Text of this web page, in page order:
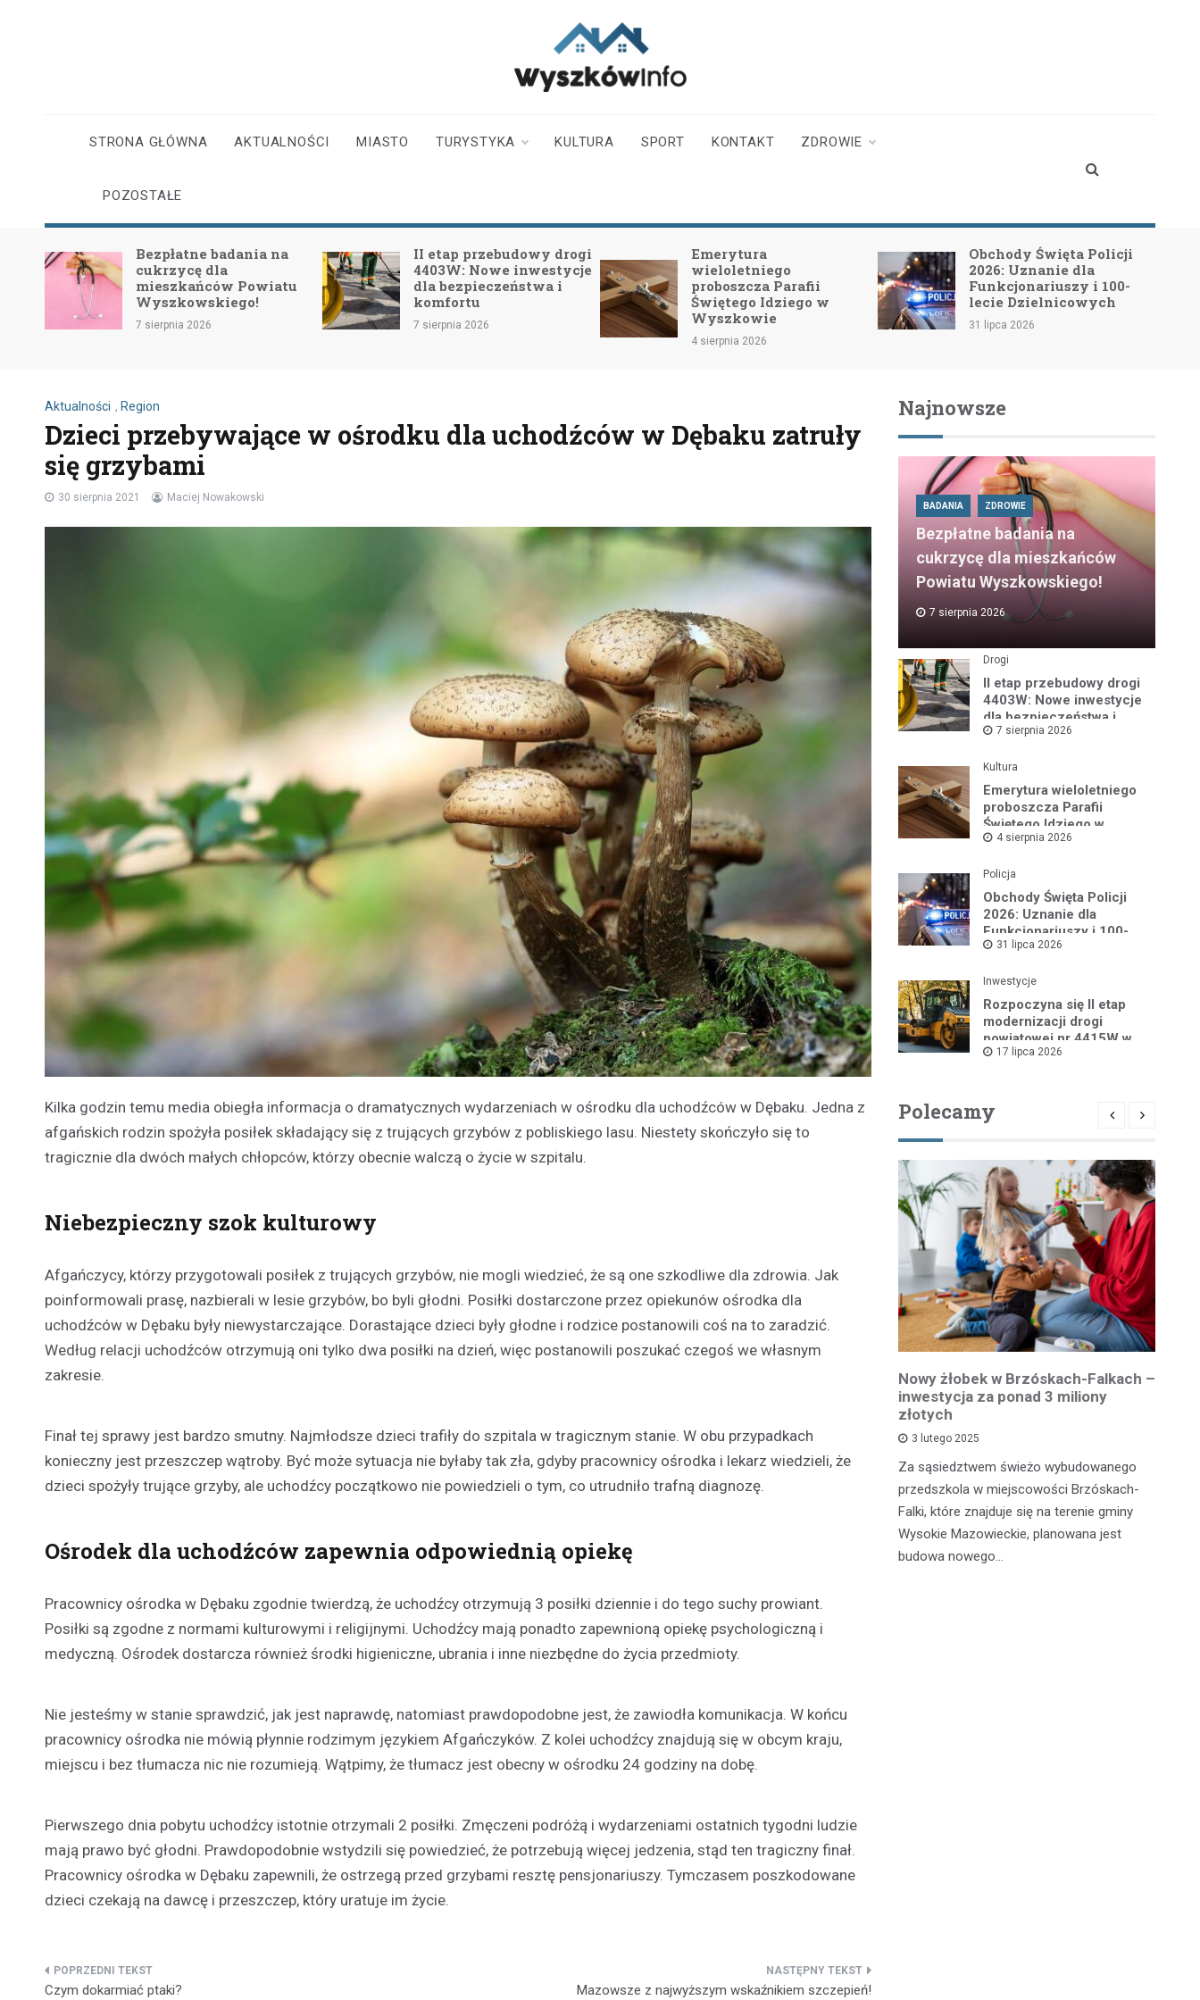
STRONA GŁÓWNA AKTUALNOŚCI MIASTO TURYSTYKA KULTURA SPORT KONTAKT ZDROWIE
POZOSTAŁE
Bezpłatne badania na
cukrzycę dla
mieszkańców Powiatu
Wyszkowskiego!
II etap przebudowy drogi
4403W: Nowe inwestycje
dla bezpieczeństwa i
komfortu
7 sierpnia 2026
Emerytura
wieloletniego
proboszcza Parafii
Świętego Idziego w
Wyszkowie
4 sierpnia 2026
Obchody Święta Policji
2026: Uznanie dla
Funkcjonariuszy i 100-
lecie Dzielnicowych
31 lipca 2026
Aktualności , Region
Dzieci przebywające w ośrodku dla uchodźców w Dębaku zatruły
się grzybami
30 sierpnia 2021 Maciej Nowakowski
Kilka godzin temu media obiegła informacja o dramatycznych wydarzeniach w ośrodku dla uchodźców w Dębaku. Jedna z
afgańskich rodzin spożyła posiłek składający się z trujących grzybów z pobliskiego lasu. Niestety skończyło się to
tragicznie dla dwóch małych chłopców, którzy obecnie walczą o życie w szpitalu.
Niebezpieczny szok kulturowy
Afgańczycy, którzy przygotowali posiłek z trujących grzybów, nie mogli wiedzieć, że są one szkodliwe dla zdrowia. Jak
poinformowali prasę, nazbierali w lesie grzybów, bo byli głodni. Posiłki dostarczone przez opiekunów ośrodka dla
uchodźców w Dębaku były niewystarczające. Dorastające dzieci były głodne i rodzice postanowili coś na to zaradzić.
Według relacji uchodźców otrzymują oni tylko dwa posiłki na dzień, więc postanowili poszukać czegoś we własnym
zakresie.
Finał tej sprawy jest bardzo smutny. Najmłodsze dzieci trafiły do szpitala w tragicznym stanie. W obu przypadkach
konieczny jest przeszczep wątroby. Być może sytuacja nie byłaby tak zła, gdyby pracownicy ośrodka i lekarz wiedzieli, że
dzieci spożyły trujące grzyby, ale uchodźcy początkowo nie powiedzieli o tym, co utrudniło trafną diagnozę.
Ośrodek dla uchodźców zapewnia odpowiednią opiekę
Pracownicy ośrodka w Dębaku zgodnie twierdzą, że uchodźcy otrzymują 3 posiłki dziennie i do tego suchy prowiant.
Posiłki są zgodne z normami kulturowymi i religijnymi. Uchodźcy mają ponadto zapewnioną opiekę psychologiczną i
medyczną. Ośrodek dostarcza również środki higieniczne, ubrania i inne niezbędne do życia przedmioty.
Nie jesteśmy w stanie sprawdzić, jak jest naprawdę, natomiast prawdopodobne jest, że zawiodła komunikacja. W końcu
pracownicy ośrodka nie mówią płynnie rodzimym językiem Afgańczyków. Z kolei uchodźcy znajdują się w obcym kraju,
miejscu i bez tłumacza nic nie rozumieją. Wątpimy, że tłumacz jest obecny w ośrodku 24 godziny na dobę.
Pierwszego dnia pobytu uchodźcy istotnie otrzymali 2 posiłki. Zmęczeni podróżą i wydarzeniami ostatnich tygodni ludzie
mają prawo być głodni. Prawdopodobnie wstydzili się powiedzieć, że potrzebują więcej jedzenia, stąd ten tragiczny finał.
Pracownicy ośrodka w Dębaku zapewnili, że ostrzegą przed grzybami resztę pensjonariuszy. Tymczasem poszkodowane
dzieci czekają na dawcę i przeszczep, który uratuje im życie.
Nawigacja
Czym dokarmiać ptaki? Mazowsze z najwyższym wskaźnikiem szczepień!
Najnowsze
BADANIA ZDROWIE
Bezpłatne badania na
cukrzycę dla mieszkańców
Powiatu Wyszkowskiego!
7 sierpnia 2026
Drogi
II etap przebudowy drogi
4403W: Nowe inwestycje
dla bezpieczeństwa i
komfortu
7 sierpnia 2026
Kultura
Emerytura wieloletniego
proboszcza Parafii
Świętego Idziego w
Wyszkowie
4 sierpnia 2026
Policja
Obchody Święta Policji
2026: Uznanie dla
Funkcjonariuszy i 100-
lecie Dzielnicowych
31 lipca 2026
Inwestycje
Rozpoczyna się II etap
modernizacji drogi
powiatowej nr 4415W w
Leszczydole
17 lipca 2026
Polecamy
19 września 2024
Rozważana jest rozbudowa odcinka
powiatowej trasy nr 4415W, prowadzącej z
Modernizacja…
Nowy żłobek w Brzóskach-Falkach –
inwestycja za ponad 3 miliony
złotych
3 lutego 2025
Za sąsiedztwem świeżo wybudowanego
przedszkola w miejscowości Brzóskach-
Falki, które znajduje się na terenie gminy
Wysokie Mazowieckie, planowana jest
budowa nowego…